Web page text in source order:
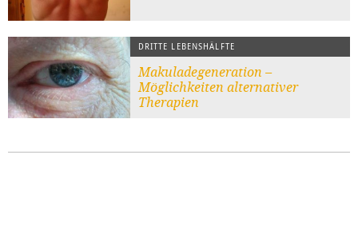
DRITTE LEBENSHÄLFTE
Makuladegeneration –
Möglichkeiten alternativer
Therapien